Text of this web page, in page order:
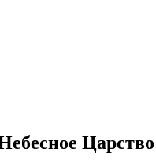
Царство